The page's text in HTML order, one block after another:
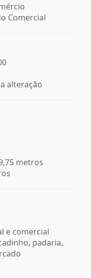
Comercial
alteração
metros
e comercial
padaria,